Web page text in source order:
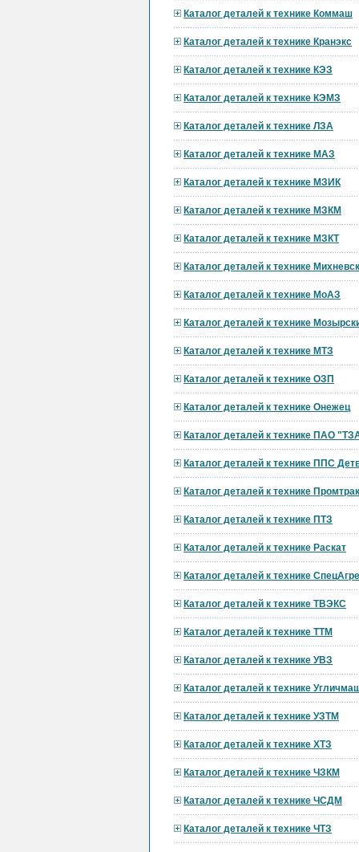
Каталог деталей к технике Коммаш
Каталог деталей к технике Кранэкс
Каталог деталей к технике КЭЗ
Каталог деталей к технике КЭМЗ
Каталог деталей к технике ЛЗА
Каталог деталей к технике МАЗ
Каталог деталей к технике МЗИК
Каталог деталей к технике МЗКМ
Каталог деталей к технике МЗКТ
Каталог деталей к технике
Каталог деталей к технике МоАЗ
Каталог деталей к технике
Каталог деталей к технике МТЗ
Каталог деталей к технике ОЗП
Каталог деталей к технике Онежец
Каталог деталей к технике ПАО
Каталог деталей к технике ППС
Каталог деталей к технике
Каталог деталей к технике ПТЗ
Каталог деталей к технике Раскат
Каталог деталей к технике
Каталог деталей к технике ТВЭКС
Каталог деталей к технике ТТМ
Каталог деталей к технике УВЗ
Каталог деталей к технике
Каталог деталей к технике УЗТМ
Каталог деталей к технике ХТЗ
Каталог деталей к технике ЧЗКМ
Каталог деталей к технике ЧСДМ
Каталог деталей к технике ЧТЗ